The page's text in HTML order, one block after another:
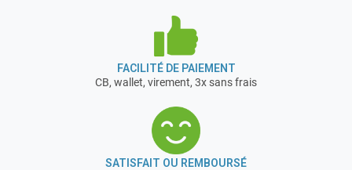
FACILITÉ DE PAIEMENT
CB, wallet, virement, 3x sans frais
SATISFAIT OU REMBOURSÉ